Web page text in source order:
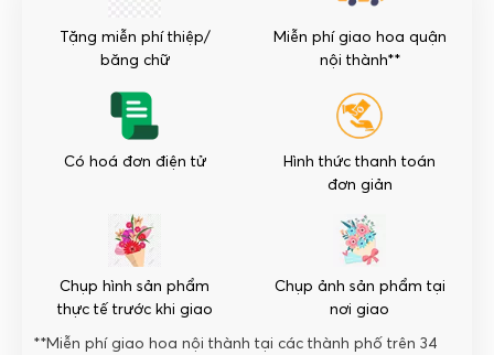
Tặng miễn phí thiệp/
băng chữ
Miễn phí giao hoa quận
nội thành**
Có hoá đơn điện tử
Hình thức thanh toán
đơn giản
Chụp hình sản phẩm
thực tế trước khi giao
Chụp ảnh sản phẩm tại
nơi giao
**Miễn phí giao hoa nội thành tại các thành phố trên 34